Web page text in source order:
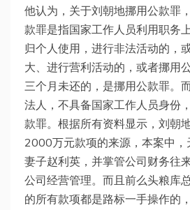
他认为，关于刘朝地挪用公款罪
款罪是指国家工作人员利用职务
归个人使用，进行非法活动的，
大、进行营利活动的，或者挪用
三个月未还的，是挪用公款罪。
法人，不具备国家工作人员身份
款罪。根据所有资料显示，刘朝
2000万元款项的来源，本案中
妻子赵利英，并掌管公司财务往
公司经营管理。而且前么头粮库
的所有款项都是路标一手操作的